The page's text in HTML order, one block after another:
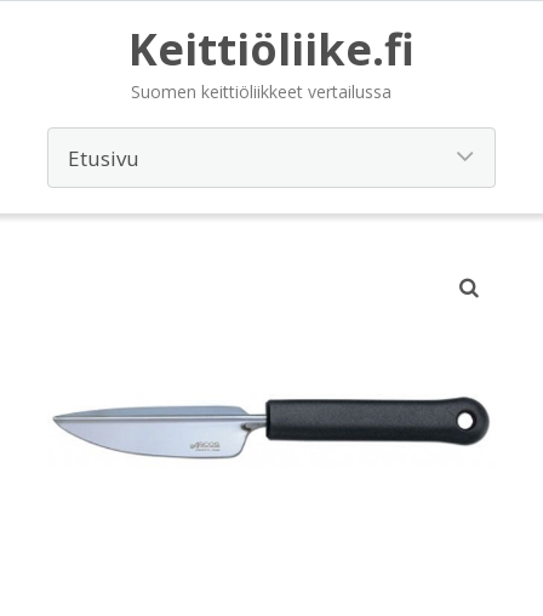
Keittiöliike.fi
Suomen keittiöliikkeet vertailussa